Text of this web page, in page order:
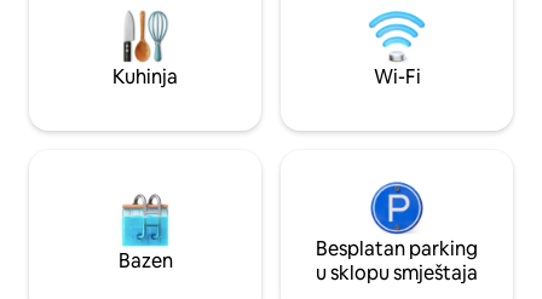
zagarantovano! • Besplatan parking na
ulici i samostalni dolazak → Nostalgijske
noći su zagarantovane… Rezervišite
terasi, uživati u
zapanjujućem
Kuhinja Wi-Fi
Bazen
Besplatan parking
u sklopu smještaja